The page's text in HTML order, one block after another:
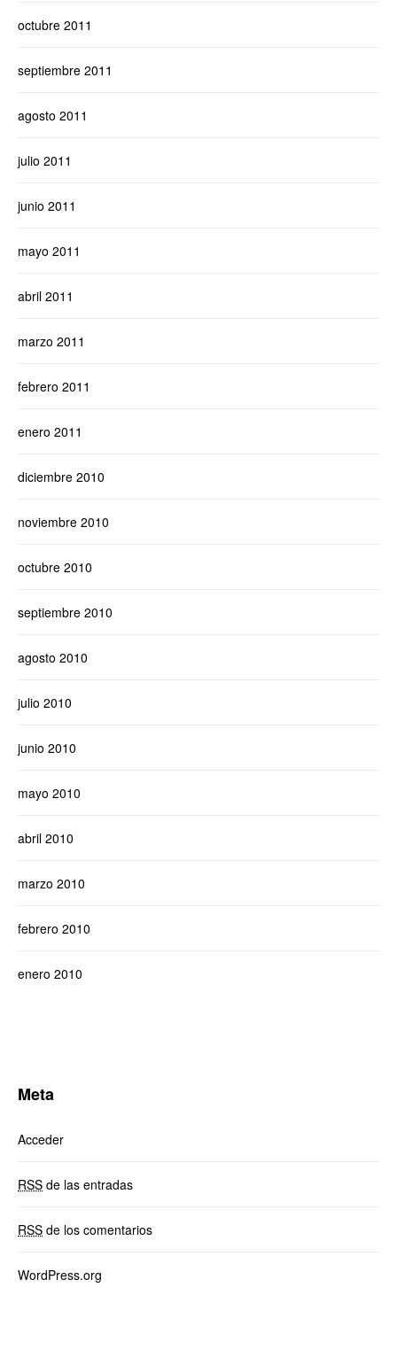
octubre 2011
septiembre 2011
agosto 2011
julio 2011
junio 2011
mayo 2011
abril 2011
marzo 2011
febrero 2011
enero 2011
diciembre 2010
noviembre 2010
octubre 2010
septiembre 2010
agosto 2010
julio 2010
junio 2010
mayo 2010
abril 2010
marzo 2010
febrero 2010
enero 2010
Meta
Acceder
RSS de las entradas
RSS de los comentarios
WordPress.org